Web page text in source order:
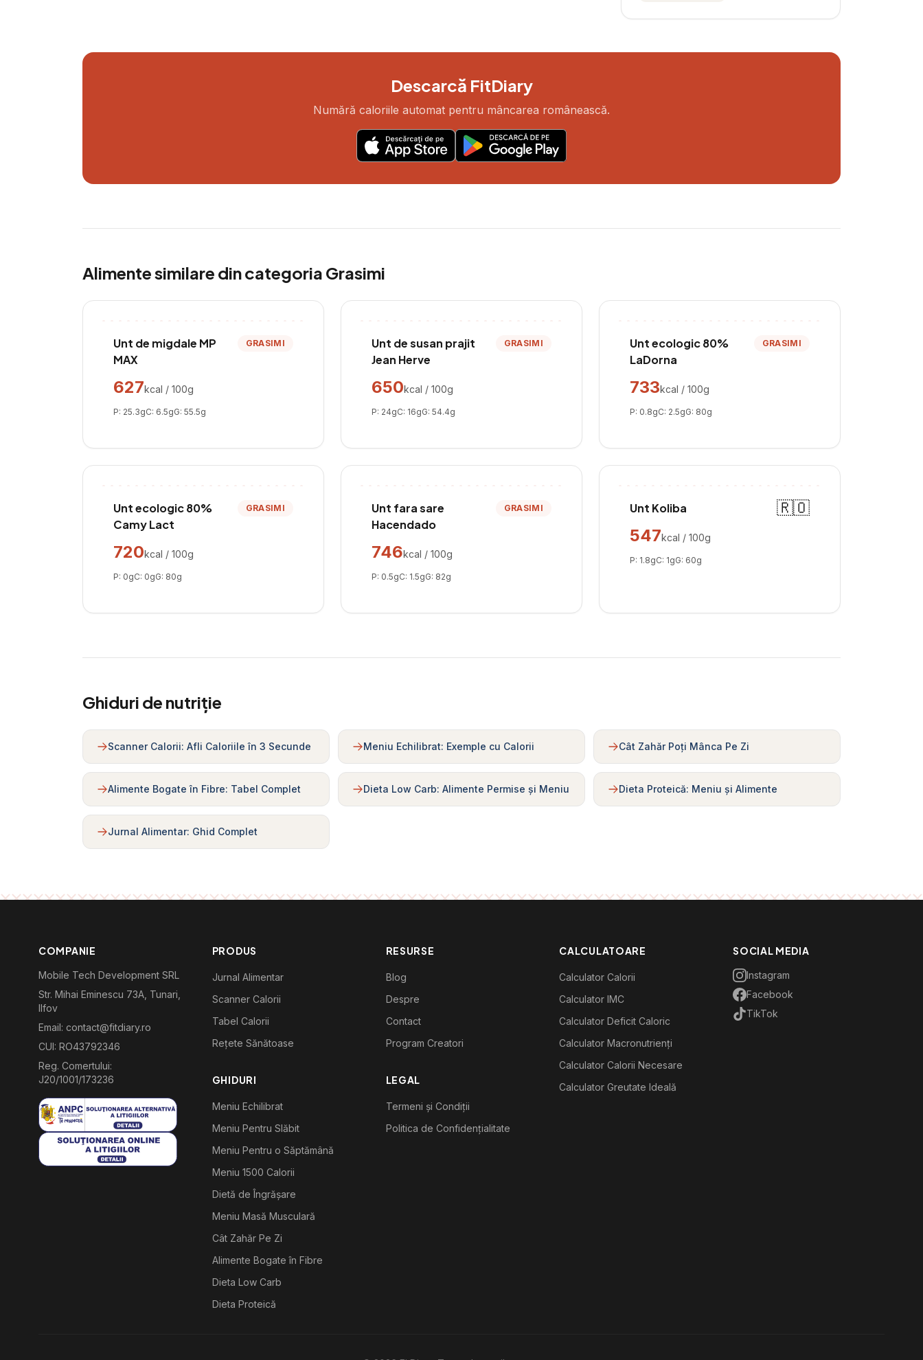
Descarcă FitDiary
Numără caloriile automat pentru mâncarea românească.
Alimente similare din categoria Grasimi
Unt de migdale MP
MAX
GRASIMI
627kcal / 100g
P: 25.3gC: 6.5gG: 55.5g
Unt de susan prajit
Jean Herve
GRASIMI
650kcal / 100g
P: 24gC: 16gG: 54.4g
Unt ecologic 80%
LaDorna
GRASIMI
733kcal / 100g
P: 0.8gC: 2.5gG: 80g
Unt ecologic 80%
Camy Lact
GRASIMI
720kcal / 100g
P: 0gC: 0gG: 80g
Unt fara sare
Hacendado
GRASIMI
746kcal / 100g
P: 0.5gC: 1.5gG: 82g
Unt Koliba
🇷🇴
547kcal / 100g
P: 1.8gC: 1gG: 60g
Ghiduri de nutriție
Scanner Calorii: Afli Caloriile în 3 Secunde Meniu Echilibrat: Exemple cu Calorii Cât Zahăr Poți Mânca Pe Zi
Alimente Bogate în Fibre: Tabel Complet Dieta Low Carb: Alimente Permise și Meniu Dieta Proteică: Meniu și Alimente
Jurnal Alimentar: Ghid Complet
COMPANIE
Mobile Tech Development SRL
Str. Mihai Eminescu 73A, Tunari,
Ilfov
Email: contact@fitdiary.ro
CUI: RO43792346
Reg. Comertului:
J20/1001/173236
PRODUS
Jurnal Alimentar
Scanner Calorii
Tabel Calorii
Rețete Sănătoase
GHIDURI
Meniu Echilibrat
Meniu Pentru Slăbit
Meniu Pentru o Săptămână
Meniu 1500 Calorii
Dietă de Îngrășare
Meniu Masă Musculară
Cât Zahăr Pe Zi
Alimente Bogate în Fibre
Dieta Low Carb
Dieta Proteică
RESURSE
Blog
Despre
Contact
Program Creatori
LEGAL
Termeni și Condiții
Politica de Confidențialitate
CALCULATOARE
Calculator Calorii
Calculator IMC
Calculator Deficit Caloric
Calculator Macronutrienți
Calculator Calorii Necesare
Calculator Greutate Ideală
SOCIAL MEDIA
Instagram
Facebook
TikTok